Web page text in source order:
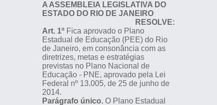
A ASSEMBLEIA LEGISLATIVA DO
ESTADO DO RIO DE JANEIRO
RESOLVE:
Art. 1º Fica aprovado o Plano
Estadual de Educação (PEE) do Rio
de Janeiro, em consonância com as
diretrizes, metas e estratégias
previstas no Plano Nacional de
Educação - PNE, aprovado pela Lei
Federal nº 13.005, de 25 de junho de
2014.
Parágrafo único. O Plano Estadual